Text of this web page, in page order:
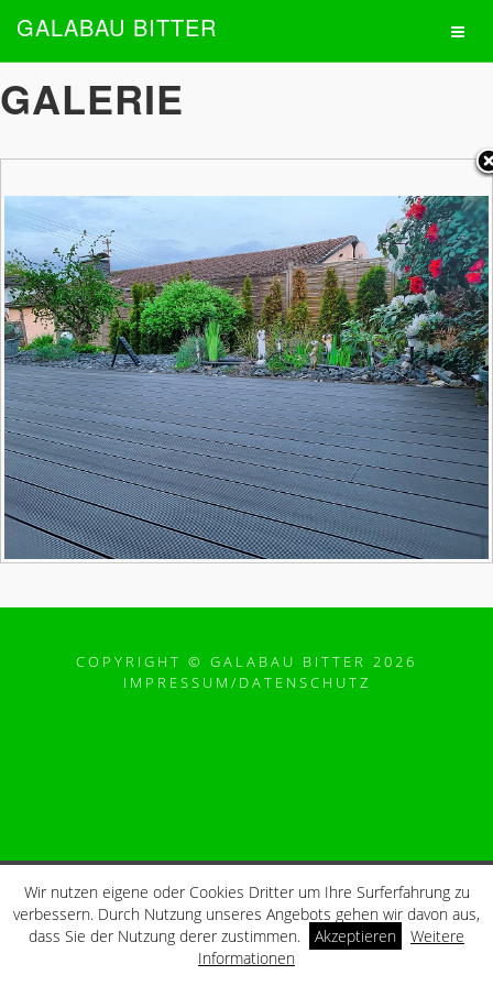
GALABAU BITTER
GALERIE
COPYRIGHT © GALABAU BITTER 2026
IMPRESSUM/DATENSCHUTZ
Wir nutzen eigene oder Cookies Dritter um Ihre Surferfahrung zu
verbessern. Durch Nutzung unseres Angebots gehen wir davon aus,
dass Sie der Nutzung derer zustimmen.
Akzeptieren
Weitere
Informationen